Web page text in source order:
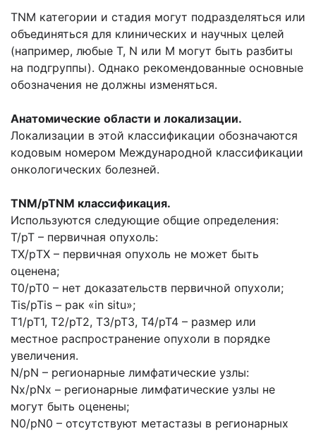
TNM категории и стадия могут подразделяться или
объединяться для клинических и научных целей
(например, любые Т, N или М могут быть разбиты
на подгруппы). Однако рекомендованные основные
обозначения не должны изменяться.
Анатомические области и локализации.
Локализации в этой классификации обозначаются
кодовым номером Международной классификации
онкологических болезней.
TNM/pTNM классификация.
Используются следующие общие определения:
Т/рТ – первичная опухоль:
TX/рTX – первичная опухоль не может быть
оценена;
Т0/рТ0 – нет доказательств первичной опухоли;
Tis/pTis – рак «in situ»;
Т1/рТ1, Т2/рТ2, ТЗ/рТЗ, Т4/рТ4 – размер или
местное распространение опухоли в порядке
увеличения.
N/pN – регионарные лимфатические узлы:
Nx/pNx – регионарные лимфатические узлы не
могут быть оценены;
N0/pN0 – отсутствуют метастазы в регионарных